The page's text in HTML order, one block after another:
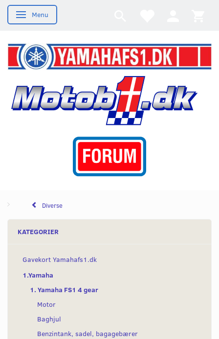
Skifte navigation
Menu
Diverse
KATEGORIER
Gavekort Yamahafs1.dk
1.Yamaha
1. Yamaha FS1 4 gear
Motor
Baghjul
Benzintank, sadel, bagagebærer